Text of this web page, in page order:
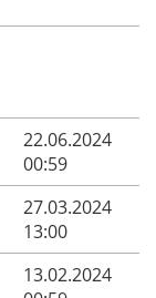
22.06.2024
00:59
27.03.2024
13:00
13.02.2024